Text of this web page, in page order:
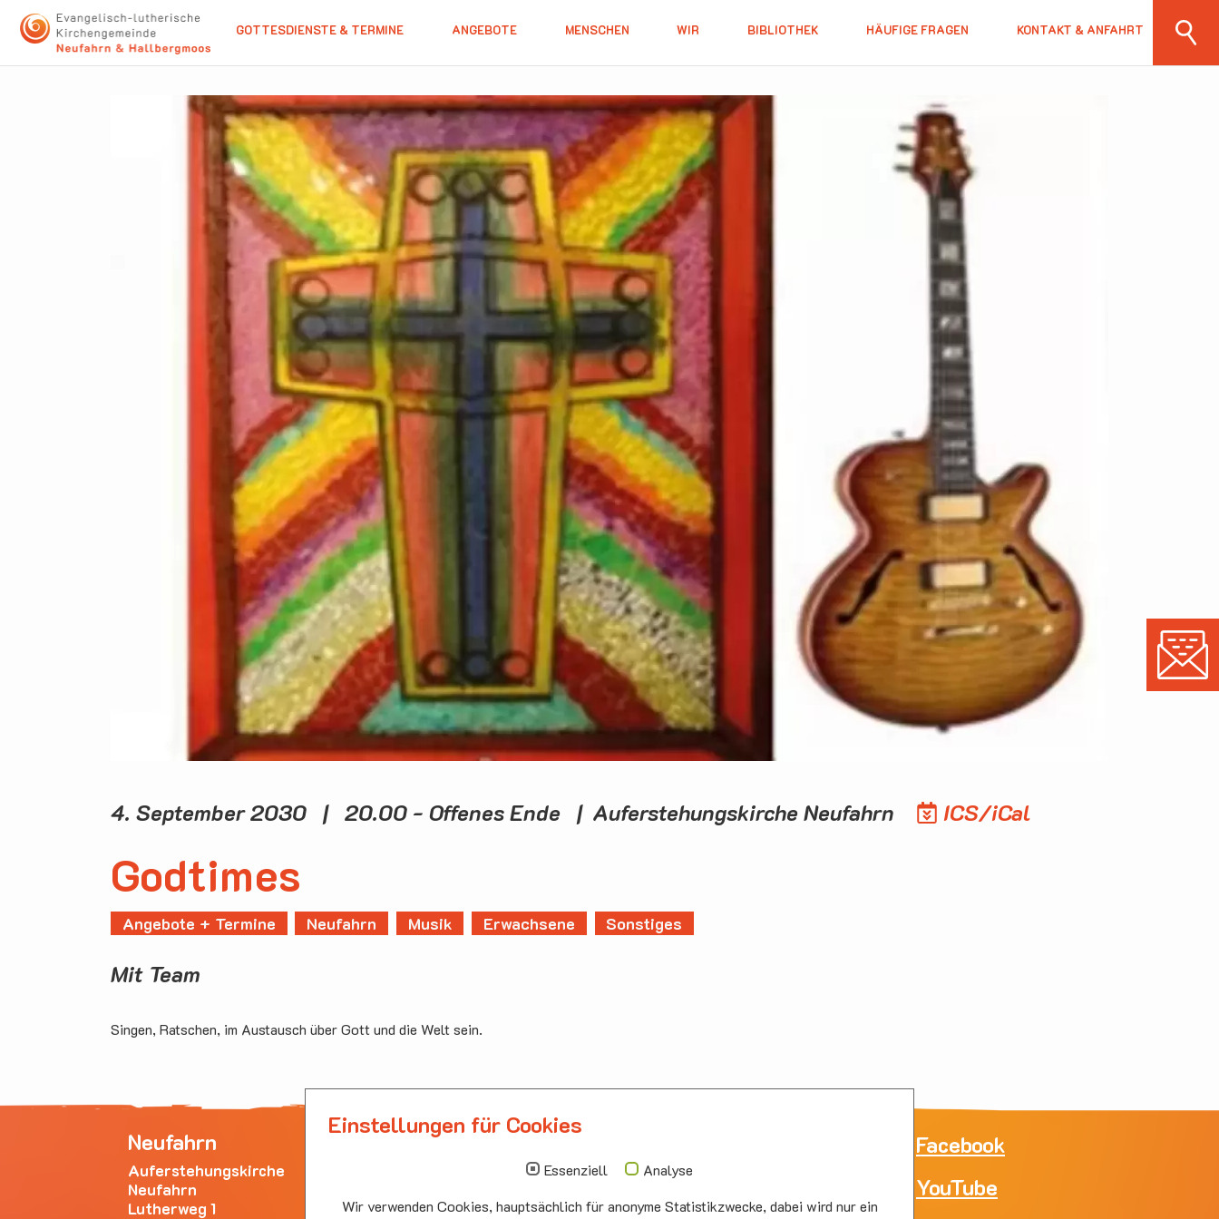
GOTTESDIENSTE & TERMINE ANGEBOTE MENSCHEN WIR BIBLIOTHEK HÄUFIGE FRAGEN KONTAKT & ANFAHRT
4. September 2030 | 20.00 - Offenes Ende | Auferstehungskirche Neufahrn ICS/iCal
Godtimes
Angebote + Termine Neufahrn Musik Erwachsene Sonstiges
Mit Team
Singen, Ratschen, im Austausch über Gott und die Welt sein.
Neufahrn
Auferstehungskirche
Neufahrn
Lutherweg 1
Hallbergmoos
Emmauskirche Hallbergmoos
85399 Hallbergmoos
Sonntag
Auferstehungskirc
Facebook
YouTube
Einstellungen für Cookies
Essenziell
Analyse
Wir verwenden Cookies, hauptsächlich für anonyme Statistikzwecke, dabei wird nur ein